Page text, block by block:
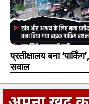
प्रतीक्षालय बना
सवाल